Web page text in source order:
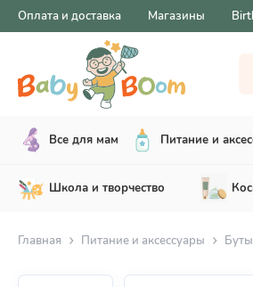
Оплата и доставка Магазины
Все для мам Питание и
Школа и творчество
Главная Питание и аксессуары